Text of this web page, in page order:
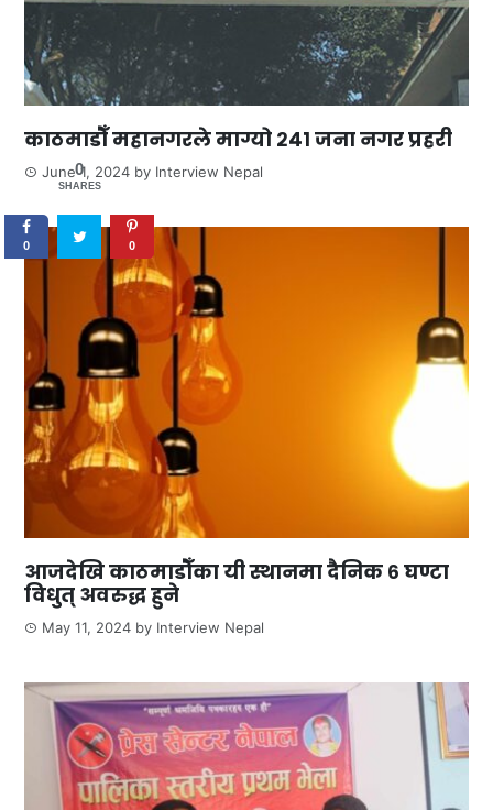
काठमाडौँ महानगरले माग्यो २४१ जना नगर प्रहरी
June 1, 2024 by Interview Nepal
आजदेखि काठमाडौँका यी स्थानमा दैनिक ६ घण्टा
विधुत् अवरुद्ध हुने
May 11, 2024 by Interview Nepal
0
SHARES
0 0